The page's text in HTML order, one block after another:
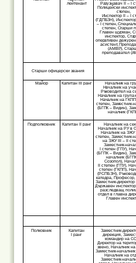
лейтенант
Разузнавач II
–
I
Полицейски
степен,
Инспектор II
–
I
(ГДПБЗН), Инспектор
–
I степен,
степен, Старши
Главен щурман,
инспектор,
оперативен
асистент,
(АМВР),
преподавател
Старши офицерски звания
Майор Капитан III ранг
Началник на
Началник на
Ръководител на
Началник на група
Началник на ГКПП
степен, Заместник-
(БГПК – Видин),
началник
Подполковник Капитан II ранг
Началник на
Началник на РУ в
Началник на ЗЖУ
степен, Заместник-
на ЗЖУ III – II
Заместник-
I степен (ГПУ),
(БГПК – Видин),
началник
Созопол),
II степен (ГПУ),
степен (ГКПП),
(РСПБЗН),
катедра, Професор,
Заместник-
Държавен
разследващ
отдел в главна
Главен
Полковник
Капитан
I ранг
Заместник-
дирекция,
командир на
Директор на
звено, Началник
Заместник-
Началник на
Заместник-